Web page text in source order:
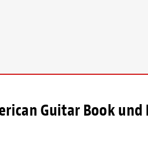
Guitar Book